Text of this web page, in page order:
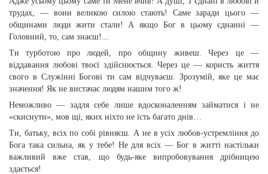
трудах, — вони великою силою стають! Саме заради цього —
общинами люди жити стали! А якщо Бог в цьому єднанні —
Головний, то, сам знаєш!...
Ти турботою про людей, про общину живеш. Через це —
віддавання любові твоєї здійснюється. Через це — користь життя
свого в Служінні Богові ти сам відчуваєш. Зрозумій, яке це має
значення! Як не вистачає людям нашим того ж!
Неможливо — задля себе лише вдосконаленням займатися і не
«скиснути», мов щі, яких ніхто не їсть багато днів…
Ти, батьку, всіх по собі рівняєш. А не в усіх любов-устремління до
Бога така сильна, як у тебе! Не для всіх — Бог в житті настільки
важливий вже став, що будь-яке випробовування дрібницею
здається!